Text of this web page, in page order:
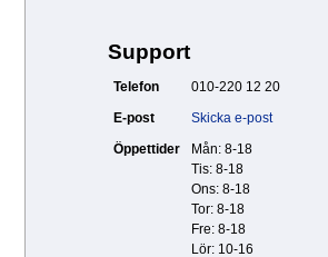
Support
Telefon
010-220 12 20
E-post
Skicka e-post
Öppettider
Mån: 8-18
Tis: 8-18
Ons: 8-18
Tor: 8-18
Fre: 8-18
Lör: 10-16